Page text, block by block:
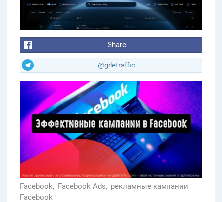
Share
@gdetraffic
Facebook, Facebook Ads, рекламные кампании
Facebook